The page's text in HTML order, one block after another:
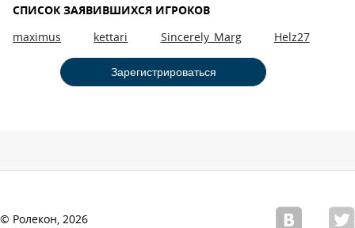
СПИСОК ЗАЯВИВШИХСЯ ИГРОКОВ
maximus kettari Sincerely_Marg Helz27
Зарегистрироваться
© Ролекон, 2026